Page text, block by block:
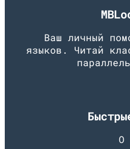
Ваш личный
языков. Читай
О